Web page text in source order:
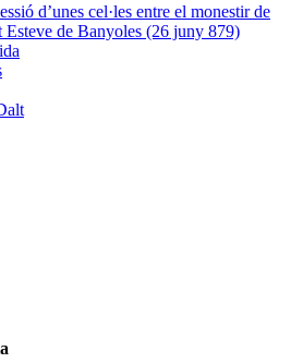
d’unes cel·les entre el monestir de
Esteve de Banyoles (26 juny 879)